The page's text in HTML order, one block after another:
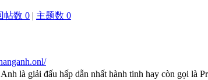
帖数 0 | 主题数 0
là giải đấu hấp dẫn nhất hành tinh hay còn gọi là